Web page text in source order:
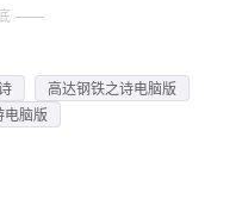
高达钢铁之诗电脑版
电脑版